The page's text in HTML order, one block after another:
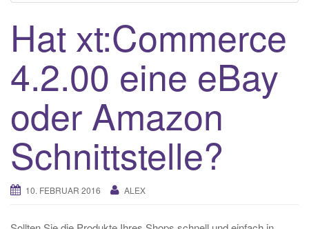
Hat xt:Commerce
4.2.00 eine eBay
oder Amazon
Schnittstelle?
10. FEBRUAR 2016 ALEX